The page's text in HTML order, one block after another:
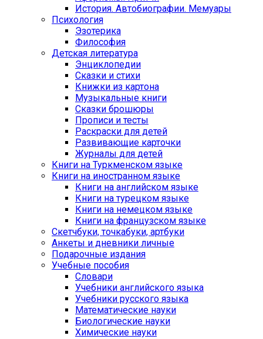
История. Автобиографии. Мемуары
Психология
Эзотерика
Философия
Детская литература
Энциклопедии
Сказки и стихи
Книжки из картона
Музыкальные книги
Сказки брошюры
Прописи и тесты
Раскраски для детей
Развивающие карточки
Журналы для детей
Книги на Туркменском языке
Книги на иностранном языке
Книги на английском языке
Книги на турецком языке
Книги на немецком языке
Книги на французском языке
Cкетчбуки, точкабуки, артбуки
Анкеты и дневники личные
Подарочные издания
Учебные пособия
Словари
Учебники английского языка
Учебники русского языка
Математические науки
Биологические науки
Химические науки